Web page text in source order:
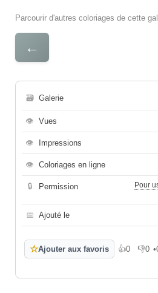
Parcourir d'autres coloriages de cette
←
🗃 Galerie
👁 Vues
👁 Impressions
👁 Coloriages en ligne
🔒 Permission
Pour
📅 Ajouté le
☆Ajouter aux favoris 👍0
J'aime 👎0
Je •